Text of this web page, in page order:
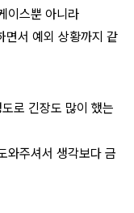
이스뿐 아니라
면서 예외 상황까지 같
로 긴장도 많이 했는
와주셔서 생각보다 금